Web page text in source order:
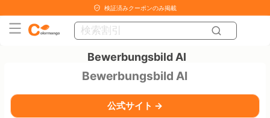
検証済みクーポンのみ掲載
Bewerbungsbild AI
Bewerbungsbild AI
公式サイト →